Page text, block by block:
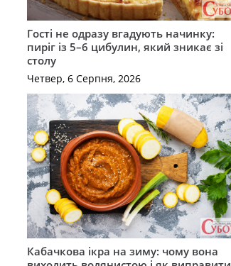
Гості не одразу вгадують начинку:
пиріг із 5–6 цибулин, який зникає зі
столу
Четвер, 6 Серпня, 2026
Кабачкова ікра на зиму: чому вона